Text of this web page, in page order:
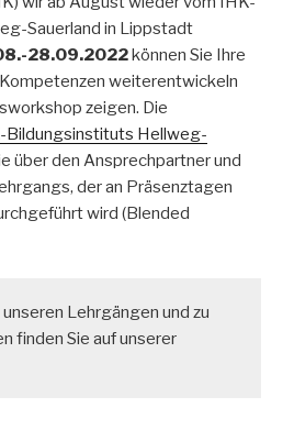
Sauerland in Lippstadt
28.09.2022 können Sie Ihre
weiterentwickeln
zeigen. Die
Bildungsinstituts Hellweg-
über den Ansprechpartner und
der an Präsenztagen
wird (Blended
Lehrgängen und zu
finden Sie auf unserer